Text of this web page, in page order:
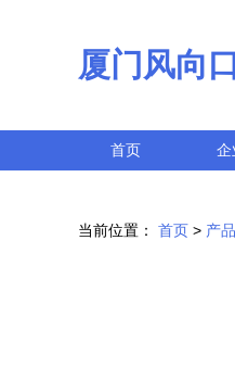
厦门风向
首页 企
当前位置： 首页 > 产